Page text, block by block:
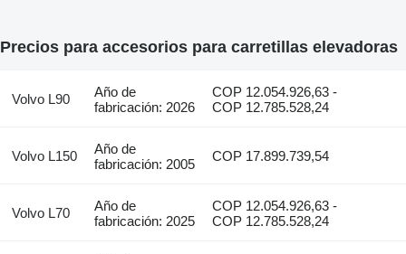
Precios para accesorios para carretillas elevadoras
Volvo L90
Año de
fabricación: 2026
COP 12.054.926,63 -
COP 12.785.528,24
Volvo L150
Año de
fabricación: 2005
COP 17.899.739,54
Volvo L70
Año de
fabricación: 2025
COP 12.054.926,63 -
COP 12.785.528,24